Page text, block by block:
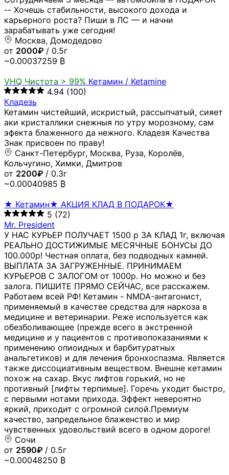
-- Хочешь стабильности, высокого дохода и
карьерного роста? Пиши в ЛС — и начни
зарабатывать уже сегодня!
Москва, Домодедово
от 2000₽ / 0.5г
~0.00037259 ₿
VHQ Чистота > 99% Кетамин / Ketamine
4.94 (100)
Кладезь
Кетамин чистейший, искристый, рассыпчатый, сияет
аки кристаллики снежныя по утру морозному, сам
эфекта блаженного да нежного. Кладезя Качества
Знак присвоен по праву!
Санкт-Петербург, Москва, Руза, Королёв,
Кольчугино, Химки, Дмитров
от 2200₽ / 0.3г
~0.00040985 ₿
★ Кетамин★ АКЦИЯ КЛАД В ПОДАРОК★
5 (72)
Mr. President
У НАС КУРЬЕР ПОЛУЧАЕТ 1500 р ЗА КЛАД 1г, включая
РЕАЛЬНО ДОСТИЖИМЫЕ МЕСЯЧНЫЕ БОНУСЫ ДО
100.000р! Честная оплата, без подводных камней.
ВЫПЛАТА ЗА ЗАГРУЖЕННЫЕ. ПРИНИМАЕМ
КУРЬЕРОВ С ЗАЛОГОМ от 1000р. Но можно и без
залога. ПИШИТЕ ПРЯМО СЕЙЧАС, все расскажем.
Работаем всей РФ! Кетамин - NMDA-антагонист,
применяемый в качестве средства для наркоза в
медицине и ветеринарии. Реже используется как
обезболивающее (прежде всего в экстренной
медицине и у пациентов с противопоказаниями к
применению опиоидных и барбитуратных
анальгетиков) и для лечения бронхоспазма. Является
также диссоциативным веществом. Внешне кетамин
похож на сахар. Вкус лифтов горький, но не
противный [лифты терпимые]. Горечь уходит быстро,
с первыми нотами прихода. Эффект невероятно
яркий, приходит с огромной силой.Премиум
качество, запредельное блаженство и мир
чувственных удовольствий всего в одном дороге!
Сочи
от 2590₽ / 0.5г
~0.00048250 ₿